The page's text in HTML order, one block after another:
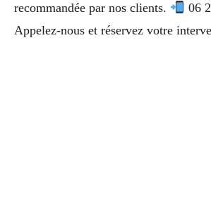
recommandée par nos clients.
06
Appelez-nous et réservez votre